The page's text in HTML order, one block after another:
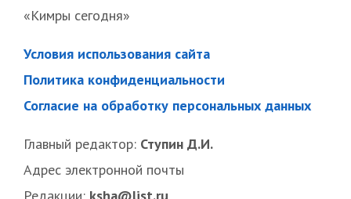
«Кимры сегодня»
Условия использования сайта
Политика конфиденциальности
Согласие на обработку персональных данных
Главный редактор: Ступин Д.И.
Адрес электронной почты